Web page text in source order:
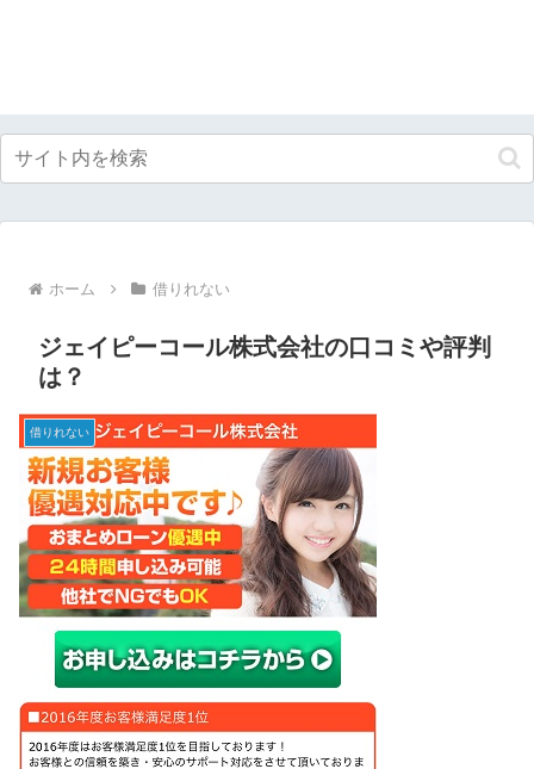
ホーム 借りれない
ジェイピーコール株式会社の口コミや評判
は？
借りれない